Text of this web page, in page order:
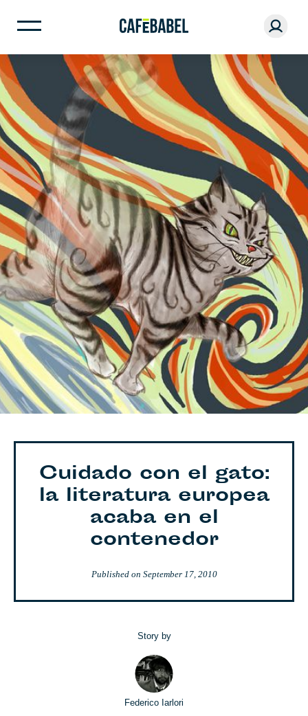
Cuidado con el gato:
la literatura europea
acaba en el
contenedor
Published on September 17, 2010
Story by
Federico Iarlori